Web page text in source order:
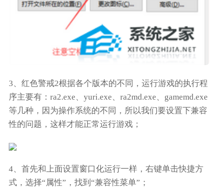
3、红色警戒2根据各个版本的不同，运行游戏的执行程
序主要有：ra2.exe、yuri.exe、ra2md.exe、gamemd.exe
等几种，因为操作系统的不同，所以我们要设置下兼容
性的问题，这样才能正常运行游戏；
4、首先和上面设置窗口化运行一样，右键单击快捷方
式，选择“属性”，找到“兼容性菜单”；